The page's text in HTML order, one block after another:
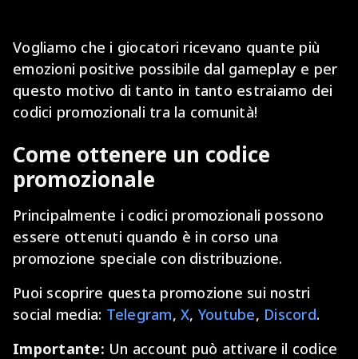
Vogliamo che i giocatori ricevano quante più
emozioni positive possibile dal gameplay e per
questo motivo di tanto in tanto estraiamo dei
codici promozionali tra la comunità!
Come ottenere un codice
promozionale
Principalmente i codici promozionali possono
essere ottenuti quando è in corso una
promozione speciale con distribuzione.
Puoi scoprire questa promozione sui nostri
social media: Telegram, X, Youtube, Discord.
Importante: Un account può attivare il codice